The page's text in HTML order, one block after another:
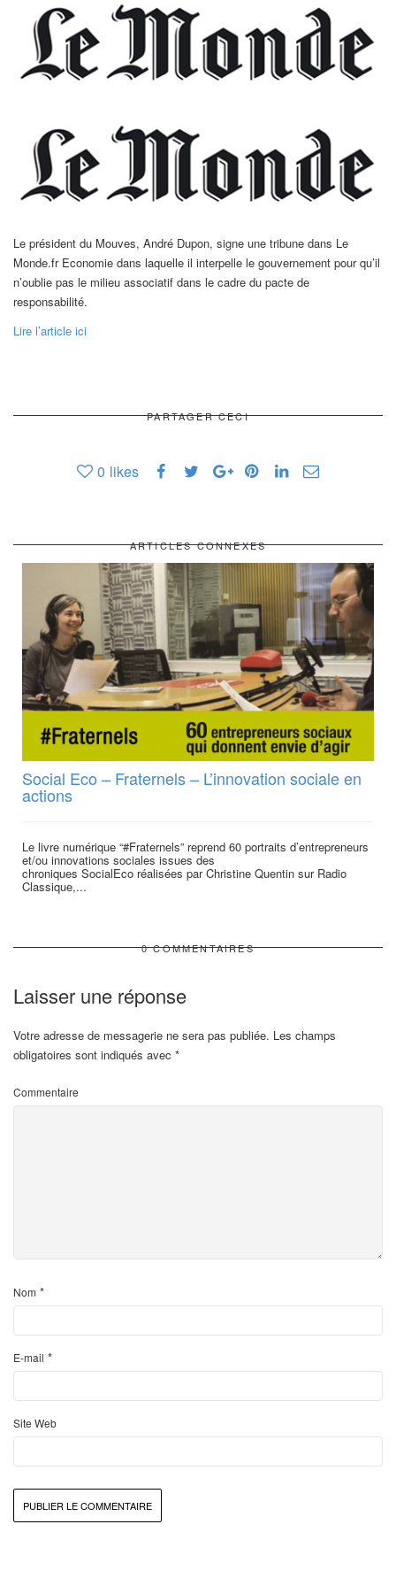
Le président du Mouves, André Dupon, signe une tribune dans Le
Monde.fr Economie dans laquelle il interpelle le gouvernement pour qu’il
n’oublie pas le milieu associatif dans le cadre du pacte de
responsabilité.
Lire l’article ici
PARTAGER CECI
0 likes
ARTICLES CONNEXES
Social Eco – Fraternels – L’innovation sociale en
actions
Le livre numérique “#Fraternels” reprend 60 portraits d’entrepreneurs
et/ou innovations sociales issues des
chroniques SocialEco réalisées par Christine Quentin sur Radio
Classique,...
0 COMMENTAIRES
Laisser une réponse
Votre adresse de messagerie ne sera pas publiée. Les champs
obligatoires sont indiqués avec *
Commentaire
Nom *
E-mail *
Site Web